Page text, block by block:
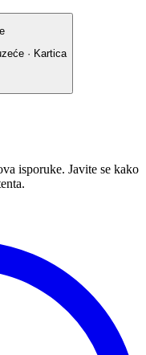
· Kartica
isporuke. Javite se kako